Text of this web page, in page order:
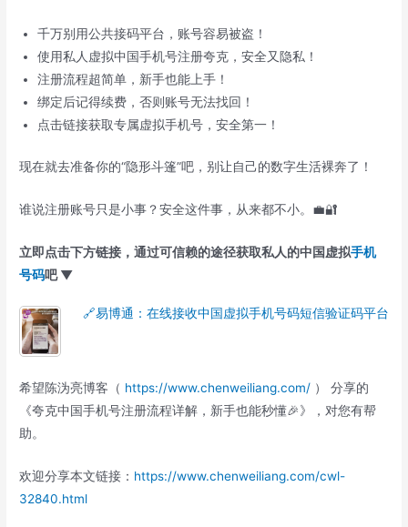
千万别用公共接码平台，账号容易被盗！
使用私人虚拟中国手机号注册夸克，安全又隐私！
注册流程超简单，新手也能上手！
绑定后记得续费，否则账号无法找回！
点击链接获取专属虚拟手机号，安全第一！
现在就去准备你的“隐形斗篷”吧，别让自己的数字生活裸奔了！
谁说注册账号只是小事？安全这件事，从来都不小。💼🔐
立即点击下方链接，通过可信赖的途径获取私人的中国虚拟手机
号码吧 ▼
🔗易博通：在线接收中国虚拟手机号码短信验证码平台
希望陈沩亮博客（ https://www.chenweiliang.com/ ） 分享的
《夸克中国手机号注册流程详解，新手也能秒懂🎉》，对您有帮
助。
欢迎分享本文链接： https://www.chenweiliang.com/cwl-
32840.html